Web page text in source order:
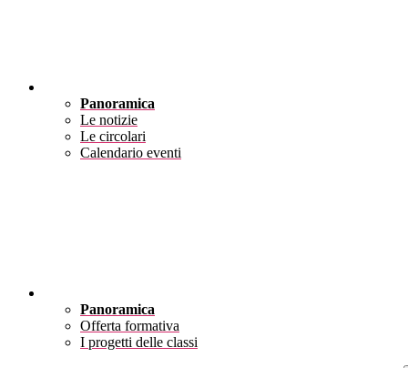
Panoramica
Le notizie
Le circolari
Calendario eventi
Panoramica
Offerta formativa
I progetti delle classi